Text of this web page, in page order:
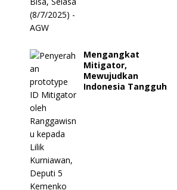
Mengangkat
Mitigator,
Mewujudkan
Indonesia Tangguh